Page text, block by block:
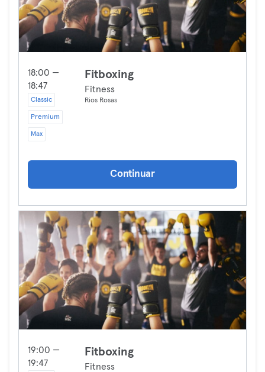
18:00 —
18:47
Classic
Premium
Max
Fitboxing
Fitness
Rios Rosas
Continuar
19:00 —
19:47
Fitboxing
Fitness